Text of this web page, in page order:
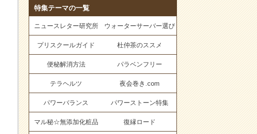
特集テーマの一覧
ニュースレター研究所 ウォーターサーバー選び
プリスクールガイド 杜仲茶のススメ
便秘解消方法 パラベンフリー
テラヘルツ 夜会巻き.com
パワーバランス パワーストーン特集
マル秘☆無添加化粧品 復縁ロード